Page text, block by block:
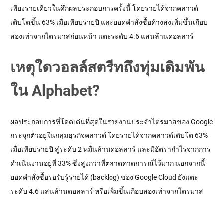
เพียงรายเดียวในศึกผลประกอบการครั้งนี้ โดยรายได้จากคลาวด์
เติบโตขึ้น 63% เมื่อเทียบรายปี และยอดคำสั่งซื้อค้างส่งเพิ่มขึ้นเกือบ
สองเท่าจากไตรมาสก่อนหน้า แตะระดับ 4.6 แสนล้านดอลลาร์
เหตุใดวอลล์สตรีทถึงทุ่มเดิมพัน
ใน Alphabet?
ผลประกอบการที่โดดเด่นที่สุดในรายงานประจำไตรมาสของ Google
กระจุกตัวอยู่ในกลุ่มธุรกิจคลาวด์ โดยรายได้จากคลาวด์เติบโต 63%
เมื่อเทียบรายปี สู่ระดับ 2 หมื่นล้านดอลลาร์ และมีอัตรากำไรจากการ
ดำเนินงานอยู่ที่ 33% ซึ่งสูงกว่าที่ตลาดคาดการณ์ไว้มาก นอกจากนี้
ยอดคำสั่งซื้อรอรับรู้รายได้ (backlog) ของ Google Cloud ยังแตะ
ระดับ 4.6 แสนล้านดอลลาร์ หรือเพิ่มขึ้นเกือบสองเท่าจากไตรมาส